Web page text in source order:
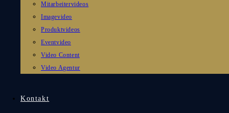
Mitarbeitervideos
Imagevideo
Produktvideos
Eventvideo
Video Content
Video Agentur
Kontakt